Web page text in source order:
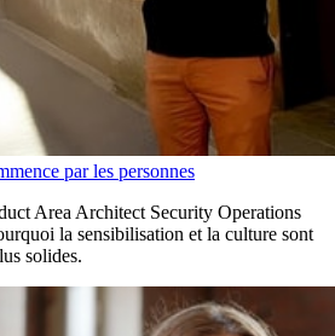
par les personnes
Area Architect Security Operations
la sensibilisation et la culture sont
solides.